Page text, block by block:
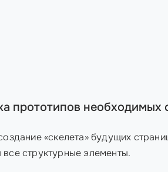
прототипов необходимых
«скелета» будущих
структурные элементы.